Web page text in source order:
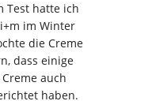
Test hatte ich
im Winter
die Creme
dass einige
auch
haben.